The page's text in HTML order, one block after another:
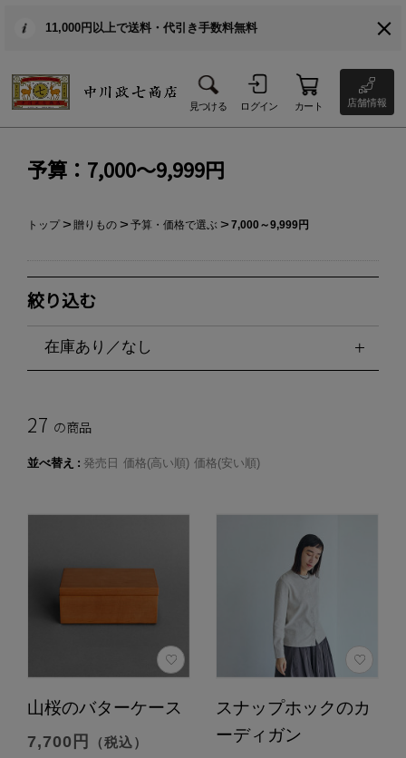
11,000円以上で送料・代引き手数料無料
見つける ログイン カート 店舗情報
予算：7,000～9,999円
トップ 贈りもの 予算・価格で選ぶ 7,000～9,999円
絞り込む
在庫あり／なし
27 の商品
並べ替え 発売日 価格(高い順) 価格(安い順)
山桜のバターケース
7,700円 （税込）
スナップホックのカ
ーディガン